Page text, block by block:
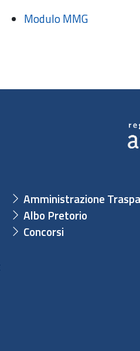
Modulo MMG
Amministrazione
Albo Pretorio
Concorsi